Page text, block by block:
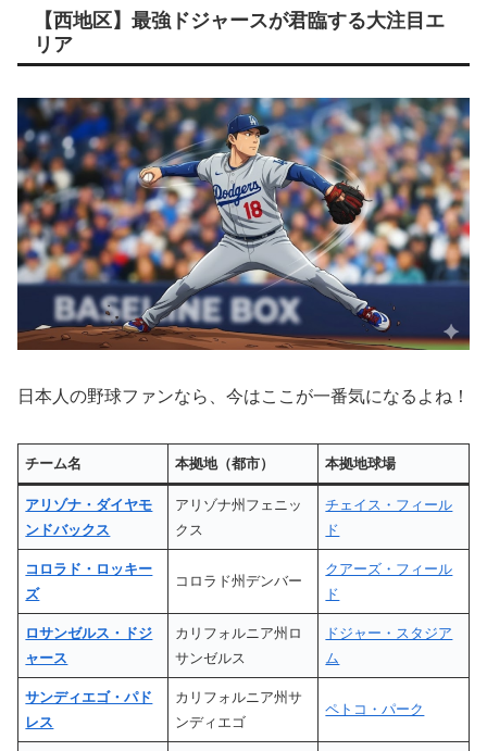
【西地区】最強ドジャースが君臨する大注目エ
リア
日本人の野球ファンなら、今はここが一番気になるよね！
チーム名 本拠地（都市） 本拠地球場
アリゾナ・ダイヤモ
ンドバックス
アリゾナ州フェニッ
クス
チェイス・フィール
ド
コロラド・ロッキー
ズ
コロラド州デンバー
クアーズ・フィール
ド
ロサンゼルス・ドジ
ャース
カリフォルニア州ロ
サンゼルス
ドジャー・スタジア
ム
サンディエゴ・パド
レス
カリフォルニア州サ
ンディエゴ
ペトコ・パーク